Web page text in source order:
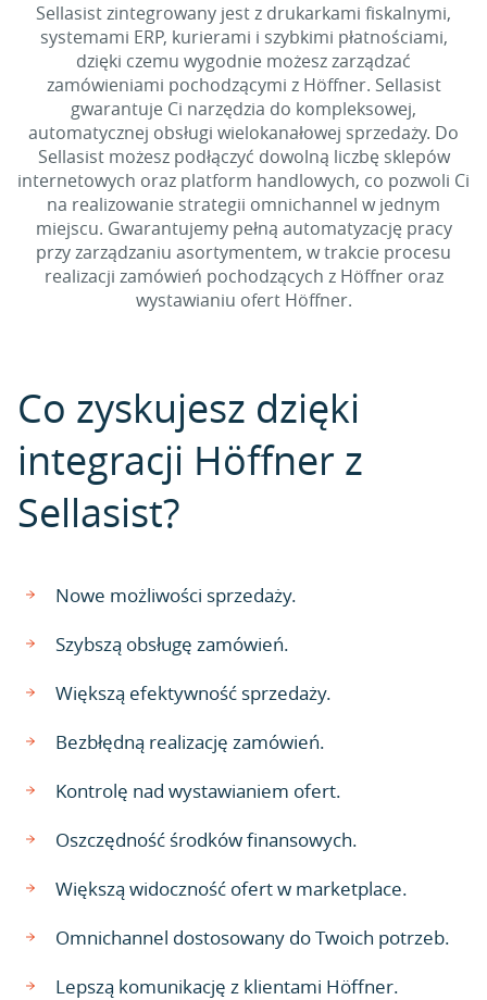
Sellasist zintegrowany jest z drukarkami fiskalnymi,
systemami ERP, kurierami i szybkimi płatnościami,
dzięki czemu wygodnie możesz zarządzać
zamówieniami pochodzącymi z Höffner. Sellasist
gwarantuje Ci narzędzia do kompleksowej,
automatycznej obsługi wielokanałowej sprzedaży. Do
Sellasist możesz podłączyć dowolną liczbę sklepów
internetowych oraz platform handlowych, co pozwoli Ci
na realizowanie strategii omnichannel w jednym
miejscu. Gwarantujemy pełną automatyzację pracy
przy zarządzaniu asortymentem, w trakcie procesu
realizacji zamówień pochodzących z Höffner oraz
wystawianiu ofert Höffner.
Co zyskujesz dzięki
integracji Höffner z
Sellasist?
Nowe możliwości sprzedaży.
Szybszą obsługę zamówień.
Większą efektywność sprzedaży.
Bezbłędną realizację zamówień.
Kontrolę nad wystawianiem ofert.
Oszczędność środków finansowych.
Większą widoczność ofert w marketplace.
Omnichannel dostosowany do Twoich potrzeb.
Lepszą komunikację z klientami Höffner.